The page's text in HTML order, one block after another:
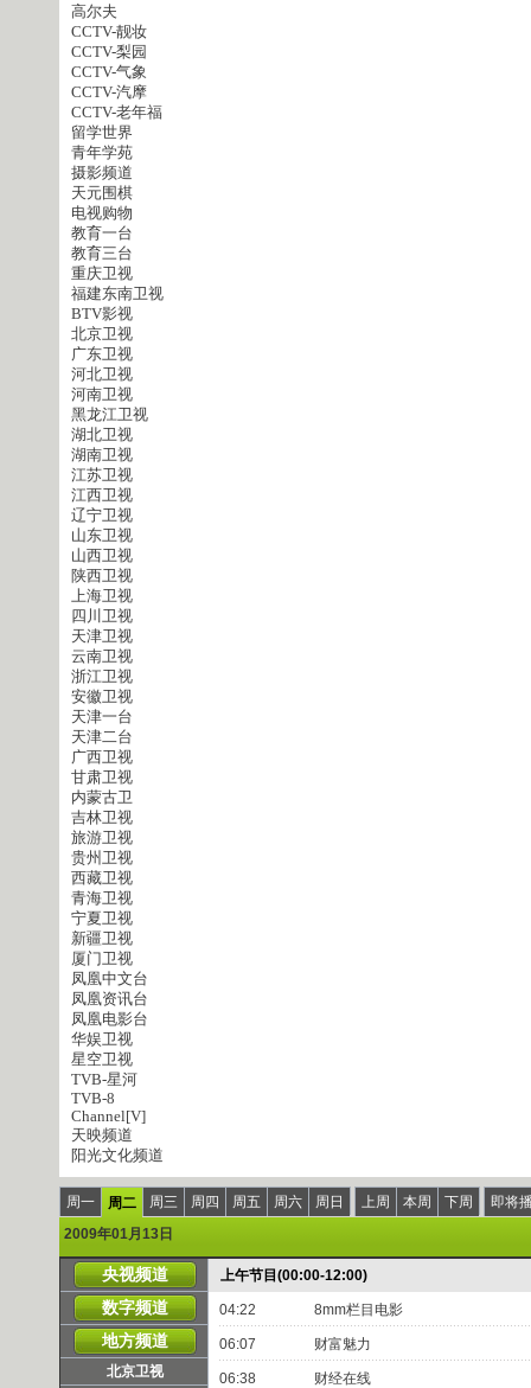
高尔夫
CCTV-靓妆
CCTV-梨园
CCTV-气象
CCTV-汽摩
CCTV-老年福
留学世界
青年学苑
摄影频道
天元围棋
电视购物
教育一台
教育三台
重庆卫视
福建东南卫视
BTV影视
北京卫视
广东卫视
河北卫视
河南卫视
黑龙江卫视
湖北卫视
湖南卫视
江苏卫视
江西卫视
辽宁卫视
山东卫视
山西卫视
陕西卫视
上海卫视
四川卫视
天津卫视
云南卫视
浙江卫视
安徽卫视
天津一台
天津二台
广西卫视
甘肃卫视
内蒙古卫
吉林卫视
旅游卫视
贵州卫视
西藏卫视
青海卫视
宁夏卫视
新疆卫视
厦门卫视
凤凰中文台
凤凰资讯台
凤凰电影台
华娱卫视
星空卫视
TVB-星河
TVB-8
Channel[V]
天映频道
阳光文化频道
周一 周二 周三 周四 周五 周六 周日 上周 本周 下周
即将
2009年01月13日
央视频道
数字频道
地方频道
北京卫视
上午节目(00:00-12:00)
04:22 8mm栏目电影
06:07 财富魅力
06:38 财经在线